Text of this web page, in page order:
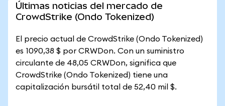
Últimas noticias del mercado de
CrowdStrike (Ondo Tokenized)
El precio actual de CrowdStrike (Ondo Tokenized)
es 1090,38 $ por CRWDon. Con un suministro
circulante de 48,05 CRWDon, significa que
CrowdStrike (Ondo Tokenized) tiene una
capitalización bursátil total de 52,40 mil $.